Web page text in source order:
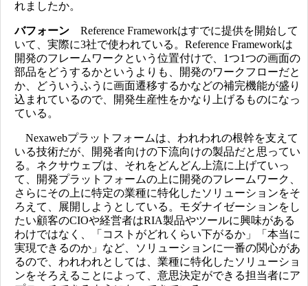
れましたか。
バフォーン Reference Frameworkはすでに提供を開始して
いて、実際に3社で使われている。Reference Frameworkは
開発のフレームワークという位置付けで、1つ1つの画面の
部品をどうするかというよりも、開発のワークフローだと
か、どういうふうに画面遷移するかなどの補完機能が盛り
込まれているので、開発生産性をかなり上げるものになっ
ている。
Nexawebプラットフォームは、われわれの根幹を支えて
いる技術だが、開発者向けの下流向けの製品だと思ってい
る。ネクサウェブは、それをどんどん上流に上げていっ
て、開発プラットフォームの上に開発のフレームワーク、
さらにその上に特定の業種に特化したソリューションをそ
ろえて、展開しようとしている。モダナイゼーションをし
たい顧客のCIOや経営者はRIA製品やツールに興味がある
わけではなく、「コストがどれくらい下がるか」「本当に
実現できるのか」など、ソリューションに一番の関心があ
るので、われわれとしては、業種に特化したソリューショ
ンをそろえることによって、意思決定ができる担当者にア